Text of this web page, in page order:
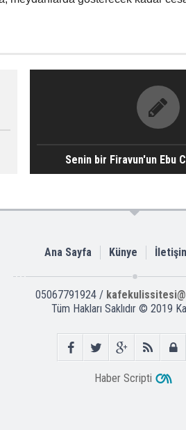
Senin bir Firavun'un Ebu
Ana Sayfa Künye
05067791924 /
Tüm Hakları Saklıdır © 2019
Haber Scripti